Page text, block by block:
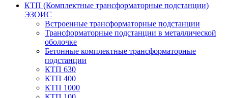
КТП (Комплектные трансформаторные подстанции)
ЭЗОИС
Встроенные трансформаторные подстанции
Трансформаторные подстанции в металлической
оболочке
Бетонные комплектные трансформаторные
подстанции
КТП 630
КТП 400
КТП 1000